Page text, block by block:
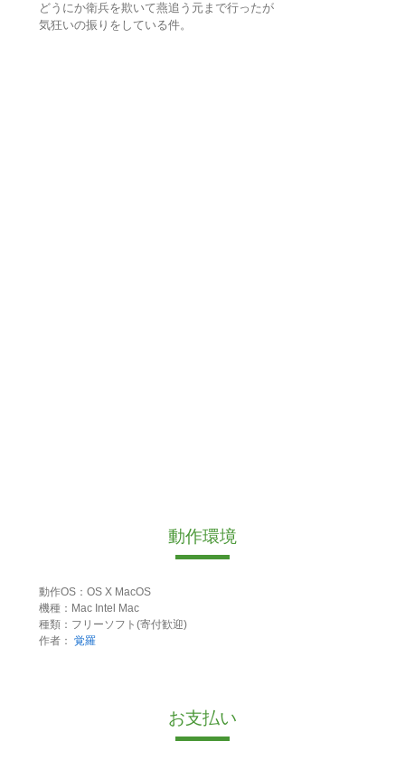
どうにか衛兵を欺いて燕追う元まで行ったが
気狂いの振りをしている件。
動作環境
動作OS：OS X MacOS
機種：Mac Intel Mac
種類：フリーソフト(寄付歓迎)
作者： 覚羅
お支払い